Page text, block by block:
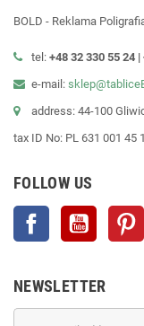
BOLD - Reklama
tel: +48 32 330 55 24 |
e-mail:
address: 44-100
tax ID No: PL 631 001 45
FOLLOW US
Facebook YouTube
NEWSLETTER